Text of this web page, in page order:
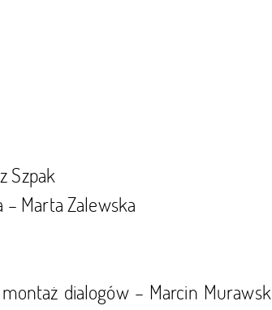
Szpak
Marta Zalewska
dialogów – Marcin